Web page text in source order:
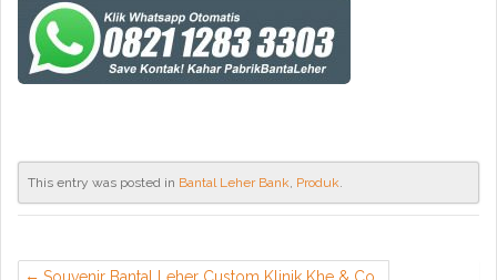
This entry was posted in Bantal Leher Bank, Produk.